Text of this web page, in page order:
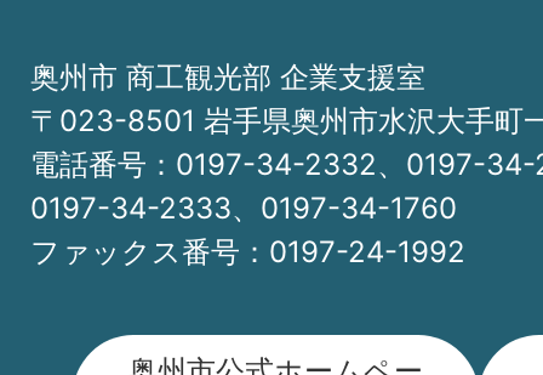
奥州市 商工観光部 企業支援室
〒023-8501 岩手県奥州市水沢大手町
電話番号：0197-34-2332、0197-34-
0197-34-2333、0197-34-1760
ファックス番号：0197-24-1992